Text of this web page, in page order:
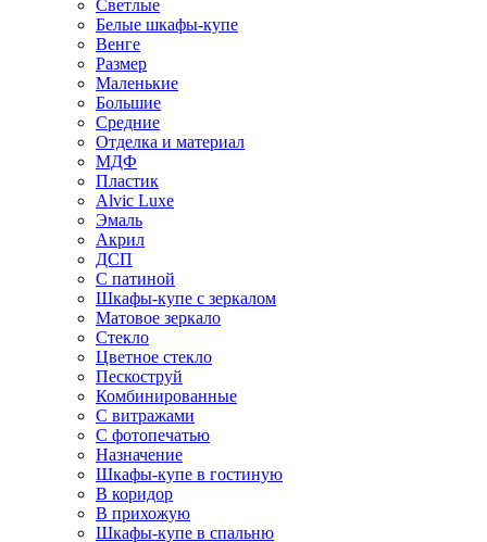
Светлые
Белые шкафы-купе
Венге
Размер
Маленькие
Большие
Средние
Отделка и материал
МДФ
Пластик
Alvic Luxe
Эмаль
Акрил
ДСП
С патиной
Шкафы-купе с зеркалом
Матовое зеркало
Стекло
Цветное стекло
Пескоструй
Комбинированные
С витражами
С фотопечатью
Назначение
Шкафы-купе в гостиную
В коридор
В прихожую
Шкафы-купе в спальню